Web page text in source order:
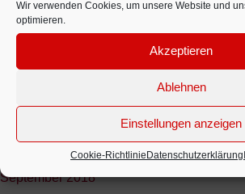
Wir verwenden Cookies, um unsere Website und
optimieren.
Akzeptieren
Ablehnen
Einstellungen anzeigen
Cookie-RichtlinieDatenschutzerklärung
Oktober 2020
November 2018
September 2018